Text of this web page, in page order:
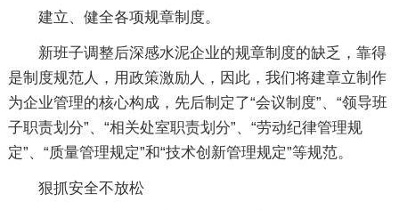
建立、健全各项规章制度。
新班子调整后深感水泥企业的规章制度的缺乏，靠得
是制度规范人，用政策激励人，因此，我们将建章立制作
为企业管理的核心构成，先后制定了“会议制度”、“领导班
子职责划分”、“相关处室职责划分”、“劳动纪律管理规
定”、“质量管理规定”和“技术创新管理规定”等规范。
狠抓安全不放松